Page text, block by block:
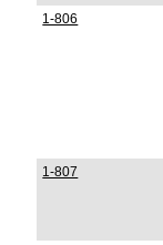
1-806
1-807